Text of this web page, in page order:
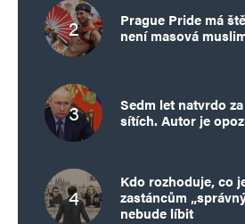
Prague Pride má
není masová
Sedm let natvrdo
sítích. Autor je
Kdo rozhoduje, co
zastáncům
nebude líbit